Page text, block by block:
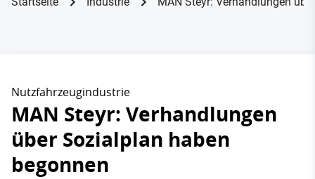
Nutzfahrzeugindustrie
MAN Steyr: Verhandlungen
über Sozialplan haben
begonnen